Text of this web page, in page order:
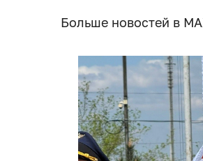
Больше новостей в